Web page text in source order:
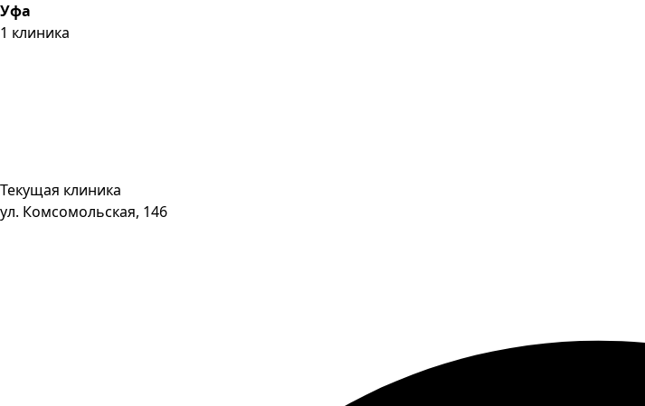
Уфа
1 клиника
Текущая клиника
ул. Комсомольская, 146